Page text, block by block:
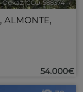
Odkaz. CCO-588374 🔗
, ALMONTE,
54.000€